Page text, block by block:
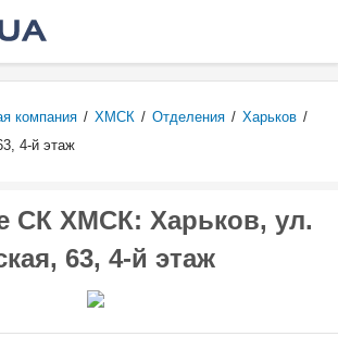
основному
содержанию
компания / ХМСК / Отделения / Харьков /
4-й этаж
СК ХМСК: Харьков, ул.
63, 4-й этаж